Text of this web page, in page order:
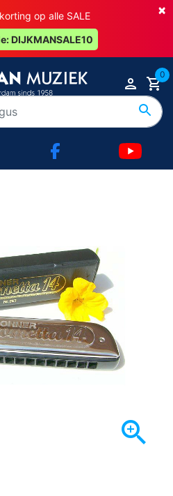
×
op alle SALE
DIJKMANSALE10
0
